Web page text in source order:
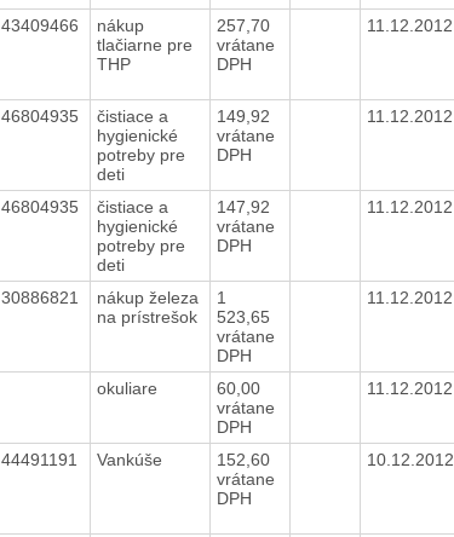
43409466
nákup
tlačiarne pre
THP
257,70
vrátane
DPH
11.12.2012
46804935
čistiace a
hygienické
potreby pre
deti
149,92
vrátane
DPH
11.12.2012
46804935
čistiace a
hygienické
potreby pre
deti
147,92
vrátane
DPH
11.12.2012
30886821
nákup železa
na prístrešok
1
523,65
vrátane
DPH
11.12.2012
okuliare
60,00
vrátane
DPH
11.12.2012
44491191 Vankúše
152,60
vrátane
DPH
10.12.2012